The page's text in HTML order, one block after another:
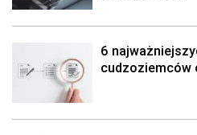
6
cudzoziemców